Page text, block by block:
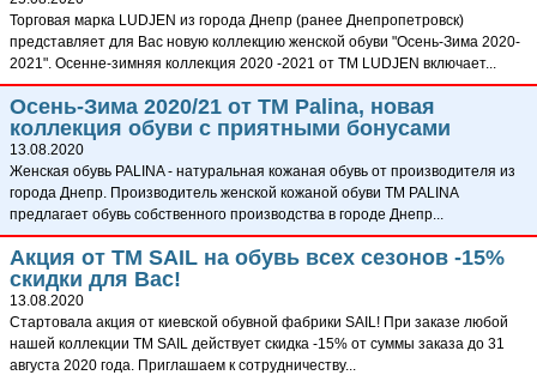
Торговая марка LUDJEN из города Днепр (ранее Днепропетровск)
представляет для Вас новую коллекцию женской обуви "Осень-Зима 2020-
2021". Осенне-зимняя коллекция 2020 -2021 от ТМ LUDJEN включает...
Осень-Зима 2020/21 от TM Palina, новая
коллекция обуви с приятными бонусами
13.08.2020
Женская обувь PALINA - натуральная кожаная обувь от производителя из
города Днепр. Производитель женской кожаной обуви ТМ PALINA
предлагает обувь собственного производства в городе Днепр...
Акция от ТМ SAIL на обувь всех сезонов -15%
скидки для Вас!
13.08.2020
Стартовала акция от киевской обувной фабрики SAIL! При заказе любой
нашей коллекции TM SAIL действует скидка -15% от суммы заказа до 31
августа 2020 года. Приглашаем к сотрудничеству...